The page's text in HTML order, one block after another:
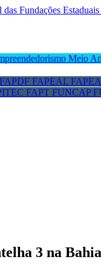
Meio
FAPDF FAPEAL
FAPT FUNCAP
3 na Bahia